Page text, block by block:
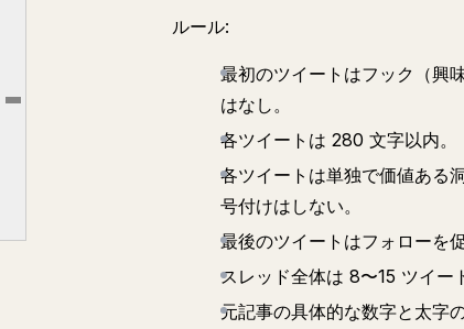
ビジネスと戦略 (プロンプト 15-20)
コーディングとテクニカル (プロンプト 21-26)
パーソナルプロダクティビティ (プロンプト 27-30)
ルール:
最初のツイートはフック（興
はなし。
各ツイートは 280 文字以内。
各ツイートは単独で価値ある
号付けはしない。
最後のツイートはフォローを
スレッド全体は 8〜15 ツイー
元記事の具体的な数字と太字